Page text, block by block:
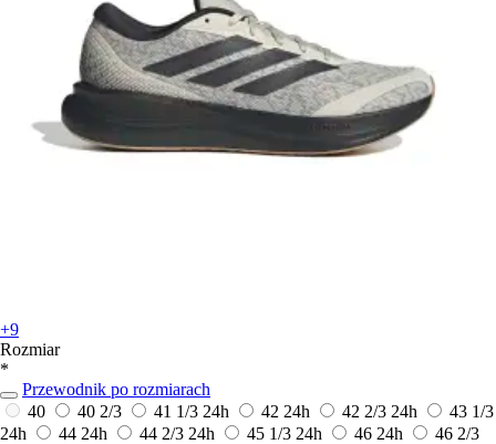
+9
Rozmiar
*
Przewodnik po rozmiarach
40
40 2/3 41 1/3 24h 42 24h 42 2/3 24h
43 1/3
24h
44 24h 44 2/3 24h 45 1/3 24h 46 24h
46 2/3